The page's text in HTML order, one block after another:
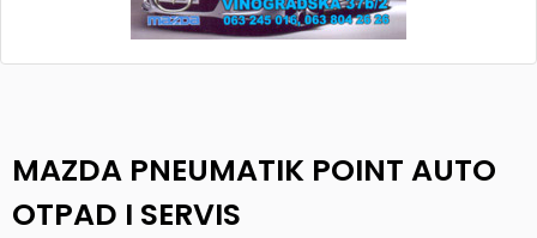
MAZDA PNEUMATIK POINT AUTO
OTPAD I SERVIS